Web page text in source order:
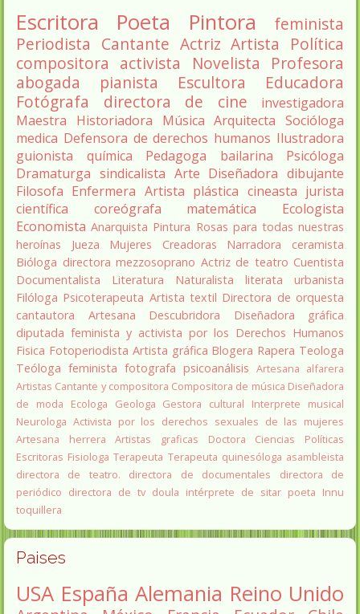
Escritora Poeta Pintora
feminista
Periodista Cantante Actriz Artista
Política
compositora activista Novelista
Profesora
abogada
pianista Escultora
Educadora
Fotógrafa
directora de cine
investigadora
Maestra
Historiadora Música Arquitecta Socióloga
medica Defensora de derechos humanos Ilustradora
guionista
química Pedagoga bailarina
Psicóloga
Dramaturga sindicalista Arte Diseñadora dibujante
Filosofa Enfermera Artista plástica cineasta jurista
científica
coreógrafa matemática
Ecologista
Economista Anarquista Pintura Rosas para todas nuestras
heroínas
Jueza Mujeres Creadoras Narradora
ceramista
Bióloga directora mezzosoprano Actriz de teatro Cuentista
Documentalista
Literatura Naturalista literata
urbanista
Filóloga Psicoterapeuta Artista textil Directora de orquesta
cantautora
Artesana Descubridora
Diseñadora gráfica
diputada feminista y activista por los Derechos Humanos
Fisica Fotoperiodista Artista gráfica Blogera Rapera Teologa
Teóloga feminista fotografa psicoanálisis Artesana alfarera
Artistas Cantante y compositora Compositora de música Diseñadora
de moda
Ecologa Geologa Gestora cultural
Interprete musical
Neurologa Activista por los derechos sexuales de las mujeres
Artesana herrera
Artistas graficas
Doctora Ciencias Políticas
Escritoras Fisiologa Terapeuta Terapeuta quinesóloga asambleista
directora de teatro.
directora de documentales
directora de
periódico directora de tv doula intérprete de sitar poeta Innu
toquillera
Paises
USA España Alemania Reino Unido